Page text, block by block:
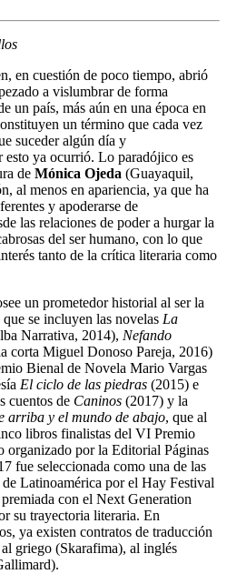
en cuestión de poco tiempo, abrió
a vislumbrar de forma
un país, más aún en una época en
un término que cada vez
suceder algún día y
esto ya ocurrió. Lo paradójico es
de Mónica Ojeda (Guayaquil,
al menos en apariencia, ya que ha
y apoderarse de
las relaciones de poder a hurgar la
del ser humano, con lo que
tanto de la crítica literaria como
un prometedor historial al ser la
se incluyen las novelas La
Narrativa, 2014), Nefando
corta Miguel Donoso Pareja, 2016)
Bienal de Novela Mario Vargas
El ciclo de las piedras (2015) e
cuentos de Caninos (2017) y la
arriba y el mundo de abajo, que al
libros finalistas del VI Premio
organizado por la Editorial Páginas
fue seleccionada como una de las
Latinoamérica por el Hay Festival
con el Next Generation
su trayectoria literaria. En
ya existen contratos de traducción
griego (Skarafima), al inglés